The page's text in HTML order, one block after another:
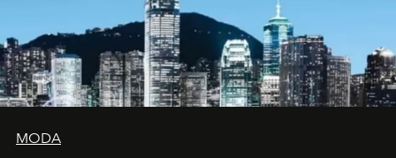
MODA